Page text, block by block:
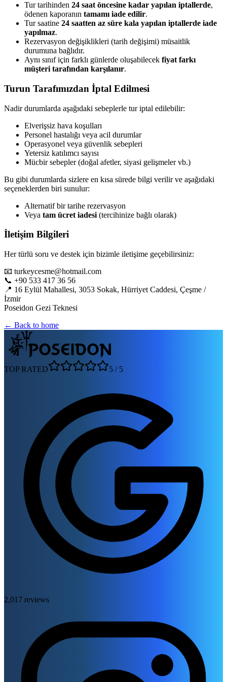
Tur tarihinden 24 saat öncesine kadar yapılan iptallerde,
ödenen kaporanın tamamı iade edilir.
Tur saatine 24 saatten az süre kala yapılan iptallerde iade
yapılmaz.
Rezervasyon değişiklikleri (tarih değişimi) müsaitlik
durumuna bağlıdır.
Aynı sınıf için farklı günlerde oluşabilecek fiyat farkı
müşteri tarafından karşılanır.
Turun Tarafımızdan İptal Edilmesi
Nadir durumlarda aşağıdaki sebeplerle tur iptal edilebilir:
Elverişsiz hava koşulları
Personel hastalığı veya acil durumlar
Operasyonel veya güvenlik sebepleri
Yetersiz katılımcı sayısı
Mücbir sebepler (doğal afetler, siyasi gelişmeler vb.)
Bu gibi durumlarda sizlere en kısa sürede bilgi verilir ve aşağıdaki
seçeneklerden biri sunulur:
Alternatif bir tarihe rezervasyon
Veya tam ücret iadesi (tercihinize bağlı olarak)
İletişim Bilgileri
Her türlü soru ve destek için bizimle iletişime geçebilirsiniz:
📧 turkeycesme@hotmail.com
📞 +90 533 417 36 56
📍 16 Eylül Mahallesi, 3053 Sokak, Hürriyet Caddesi, Çeşme /
İzmir
Poseidon Gezi Teknesi
← Back to home
TOP RATED 5 / 5
2,017 reviews